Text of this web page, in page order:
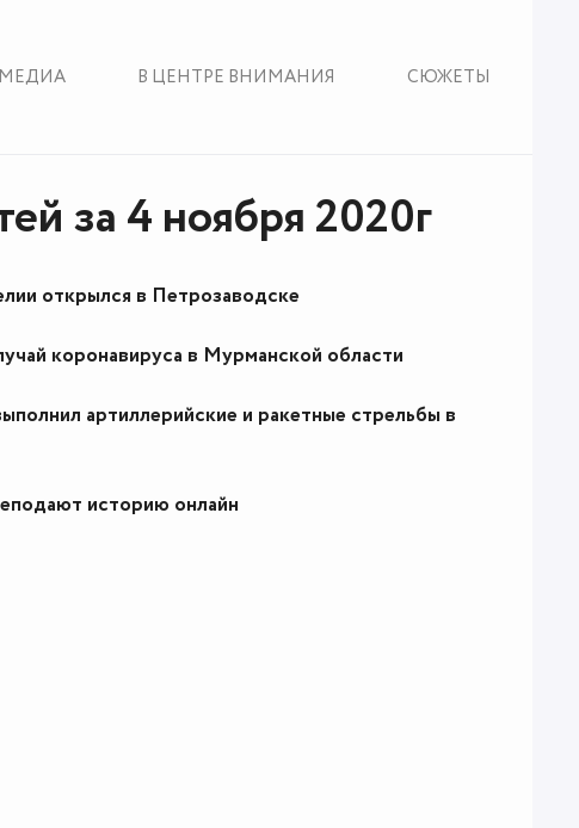
МЕДИА В ЦЕНТРЕ ВНИМАНИЯ СЮЖЕТЫ
за 4 ноября 2020г
открылся в Петрозаводске
коронавируса в Мурманской области
артиллерийские и ракетные стрельбы в
историю онлайн